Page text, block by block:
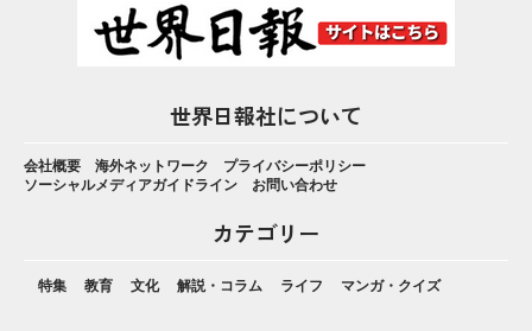
世界日報社について
会社概要 海外ネットワーク
プライバシーポリシー
ソーシャルメディアガイドライン
お問い合わせ
カテゴリー
特集 教育 文化 解説・コラム ライフ マンガ・クイズ